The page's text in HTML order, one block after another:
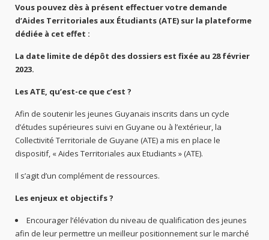
Vous pouvez dès à présent effectuer votre demande
d’Aides Territoriales aux Étudiants (ATE) sur la plateforme
dédiée à cet effet :
La date limite de dépôt des dossiers est fixée au 28 février
2023.
Les ATE, qu’est-ce que c’est ?
Afin de soutenir les jeunes Guyanais inscrits dans un cycle
d’études supérieures suivi en Guyane ou à l’extérieur, la
Collectivité Territoriale de Guyane (ATE) a mis en place le
dispositif, « Aides Territoriales aux Etudiants » (ATE).
Il s’agit d’un complément de ressources.
Les enjeux et objectifs ?
Encourager l’élévation du niveau de qualification des jeunes
afin de leur permettre un meilleur positionnement sur le marché